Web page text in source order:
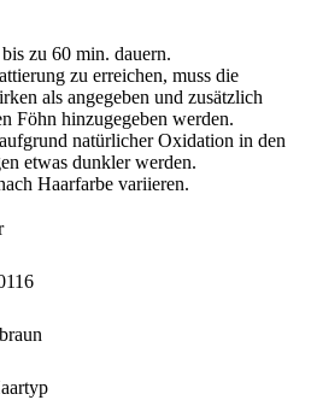
zu 60 min. dauern.
zu erreichen, muss die
als angegeben und zusätzlich
Föhn hinzugegeben werden.
natürlicher Oxidation in den
etwas dunkler werden.
Haarfarbe variieren.